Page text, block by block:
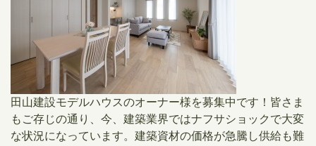
田山建設モデルハウスのオーナー様を募集中です！皆さま
もご存じの通り、今、建築業界ではナフサショックで大変
な状況になっています。建築資材の価格が急騰し供給も難